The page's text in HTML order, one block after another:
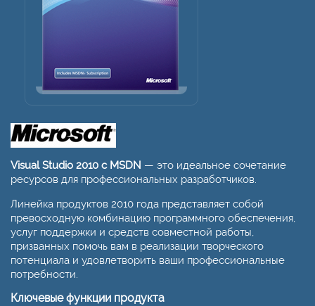
Visual Studio 2010 с MSDN — это идеальное сочетание
ресурсов для профессиональных разработчиков.
Линейка продуктов 2010 года представляет собой
превосходную комбинацию программного обеспечения,
услуг поддержки и средств совместной работы,
призванных помочь вам в реализации творческого
потенциала и удовлетворить ваши профессиональные
потребности.
Ключевые функции продукта